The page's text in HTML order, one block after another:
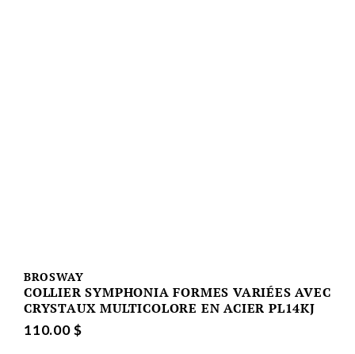
BROSWAY
COLLIER SYMPHONIA FORMES VARIÉES AVEC
CRYSTAUX MULTICOLORE EN ACIER PL14KJ
110.00 $